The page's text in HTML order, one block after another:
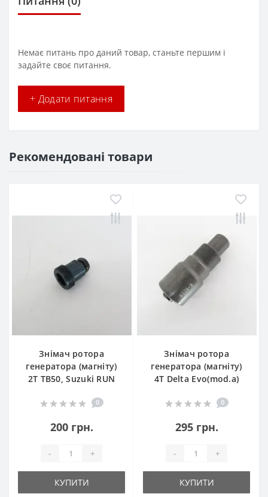
Немає питань про даний товар, станьте першим і
задайте своє питання.
+ Додати питання
Рекомендовані товари
Знімач ротора
генератора (магніту)
2Т TB50, Suzuki RUN
0
200 грн.
- +
КУПИТИ
Знімач ротора
генератора (магніту)
4T Delta Evo(mod.a)
0
295 грн.
- +
КУПИТИ